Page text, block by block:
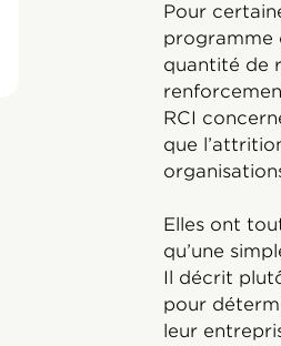
Pour
programme
quantité de
RCI
que
Elles ont
qu’une
Il décrit
pour
leur